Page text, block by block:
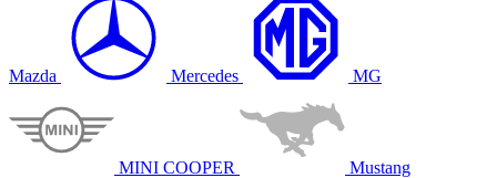
Mazda Mercedes MG
MINI COOPER Mustang